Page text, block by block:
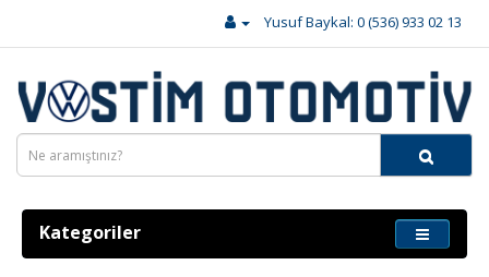
Yusuf Baykal: 0 (536) 933 02 13
Kategoriler